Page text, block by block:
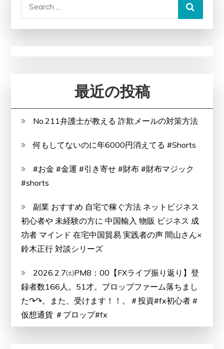
イ
を
に
る！
最近の投稿
No.211弁護士が教える 詐欺メールの対策方法
何もしてないのに年6000円消えてる #Shorts
#お金 #金運 #引き寄せ #財布 #財布マジック
#shorts
副業 おすすめ 自宅で稼ぐ方法 ネットビジネス
初心者や 未経験の方に 中国輸入 物販 ビジネス 成
功者 マインド 在宅中国貿易 実践者の声 間山さん×
鈴木正行 対談シリーズ
2026.2.7㈯PM8：00【FXライブ振り返り】登
録者数166人。51才。プロップファーム落ちまし
た↷↷。また、受けます！！。＃投資#fx初心者 #
仮想通貨 ＃プロップ#fx